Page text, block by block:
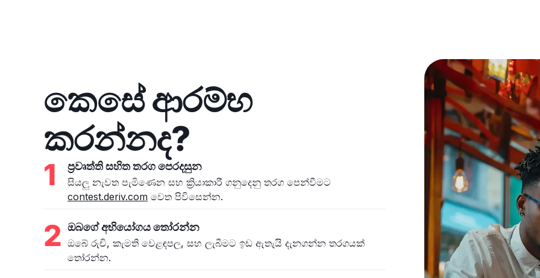
කෙසේ ආරම්භ
කරන්නද?
1 ප්‍රවෘත්ති සහිත තරග පෙරදසුන
සියලු නැවත පැමිණෙන සහ ක්‍රියාකාරී ගනුදෙනු තරග පෙන්වීමට
contest.deriv.com වෙත පිවිසෙන්න.
2 ඔබගේ අභියෝගය තෝරන්න
ඔබේ රුචි, කැමති වෙළඳපල, සහ ලැබීමට ඉඩ ඇතැයි දැනගන්න තරගයක්
තෝරන්න.